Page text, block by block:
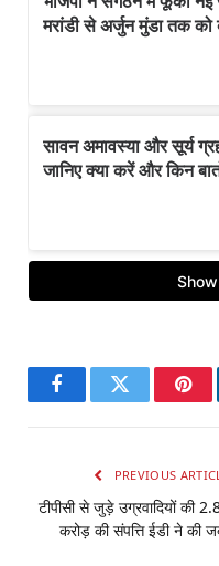
FacebookTwitter
PREVIOUS
टीपीसी से जुड़े उग्रवादियों की
करोड़ की संपत्ति ईडी ने की